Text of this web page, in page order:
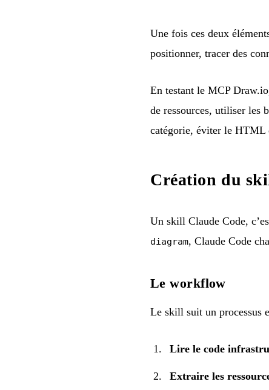
Une fois ces deux
positionner, tracer des
En testant le MCP
de ressources, utiliser les
catégorie, éviter le HTML
Création du
Un skill Claude Code,
diagram, Claude Code
Le workflow
Le skill suit un processus
Lire le code
Extraire les